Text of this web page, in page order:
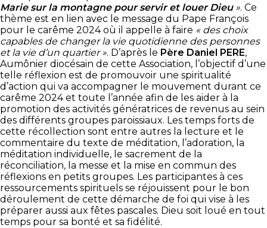
Marie sur la montagne pour servir et louer Dieu». Ce
thème est en lien avec le message du Pape François
pour le carême 2024 où il appelle à faire « des choix
capables de changer la vie quotidienne des personnes
et la vie d’un quartier ». D’après le Père Daniel PERE,
Aumônier diocésain de cette Association, l’objectif d’une
telle réflexion est de promouvoir une spiritualité
d’action qui va accompagner le mouvement durant ce
carême 2024 et toute l’année afin de les aider à la
promotion des activités génératrices de revenus au sein
des différents groupes paroissiaux. Les temps forts de
cette récollection sont entre autres la lecture et le
commentaire du texte de méditation, l’adoration, la
méditation individuelle, le sacrement de la
réconciliation, la messe et la mise en commun des
réflexions en petits groupes. Les participantes à ces
ressourcements spirituels se réjouissent pour le bon
déroulement de cette démarche de foi qui vise à les
préparer aussi aux fêtes pascales. Dieu soit loué en tout
temps pour sa bonté et sa fidélité.